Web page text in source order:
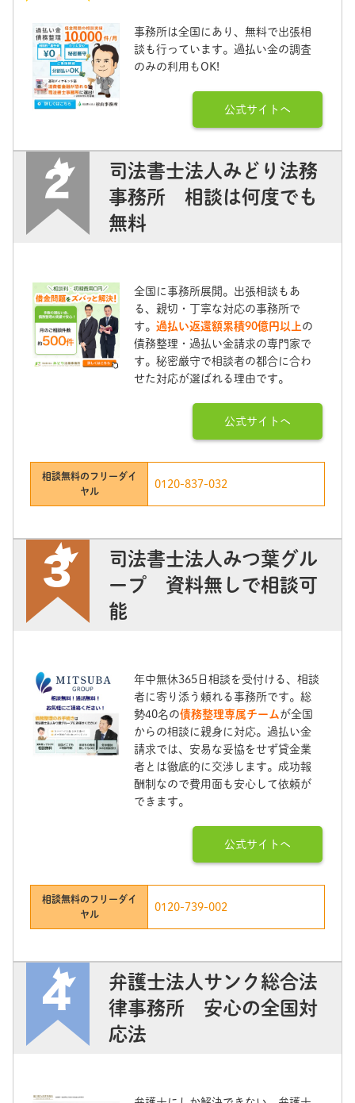
事務所は全国にあり、無料で出張相
談も行っています。過払い金の調査
のみの利用もOK!
公式サイトへ
司法書士法人みどり法務
事務所 相談は何度でも
無料
全国に事務所展開。出張相談もあ
る、親切・丁寧な対応の事務所で
す。過払い返還額累積90億円以上 の
債務整理・過払い金請求の専門家で
す。秘密厳守で相談者の都合に合わ
せた対応が選ばれる理由です。
公式サイトへ
相談無料のフリーダイ
ヤル
0120-837-032
司法書士法人みつ葉グル
ープ 資料無しで相談可
能
年中無休365日相談を受付ける、相談
者に寄り添う頼れる事務所です。総
勢40名の債務整理専属チームが全国
からの相談に親身に対応。過払い金
請求では、安易な妥協をせず貸金業
者とは徹底的に交渉します。成功報
酬制なので費用面も安心して依頼が
できます。
公式サイトへ
相談無料のフリーダイ
ヤル
0120-739-002
弁護士法人サンク総合法
律事務所 安心の全国対
応法